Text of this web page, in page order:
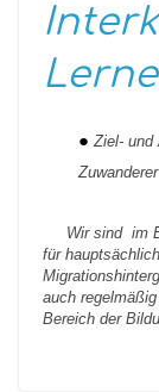
Ziel- und
Wir sind im
für
auch
Bereich der